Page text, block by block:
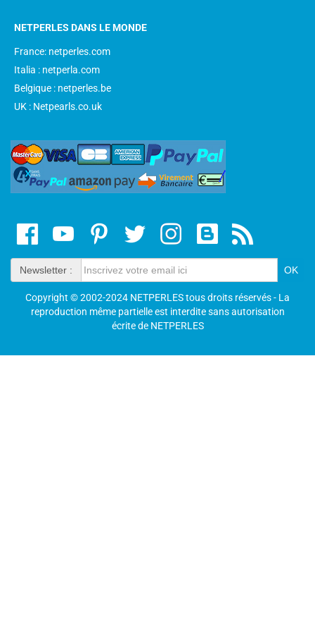
NETPERLES DANS LE MONDE
France: netperles.com
Italia : netperla.com
Belgique : netperles.be
UK : Netpearls.co.uk
Newsletter :
Copyright © 2002-2024 NETPERLES tous droits réservés - La
reproduction même partielle est interdite sans autorisation
écrite de NETPERLES